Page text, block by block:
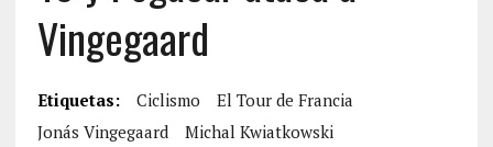
Vingegaard
Etiquetas: Ciclismo
El Tour de Francia
Jonás Vingegaard
Michal Kwiatkowski